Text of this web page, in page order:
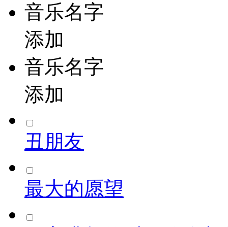
音乐名字
添加
音乐名字
添加
丑朋友
最大的愿望